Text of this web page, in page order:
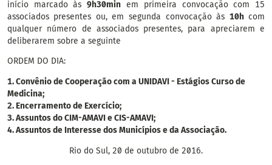
início marcado às9h30min em primeira convocação com 15
associados presentes ou, em segunda convocação às 10hcom
qualquer número de associados presentes, para apreciarem e
deliberarem sobre a seguinte
ORDEM DO DIA:
1. Convênio de Cooperação com a UNIDAVI - Estágios Curso de
Medicina;
2. Encerramento de Exercício;
3. Assuntos do CIM-AMAVI e CIS-AMAVI;
4. Assuntos de Interesse dos Municípios e da Associação.
Rio do Sul, 20 de outubro de 2016.